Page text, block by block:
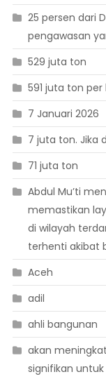
25 persen dari
pengawasan
529 juta ton
591 juta ton per
7 Januari 2026
7 juta ton. Jika
71 juta ton
Abdul Mu’ti
memastikan
di wilayah
terhenti akibat
Aceh
adil
ahli bangunan
akan
signifikan